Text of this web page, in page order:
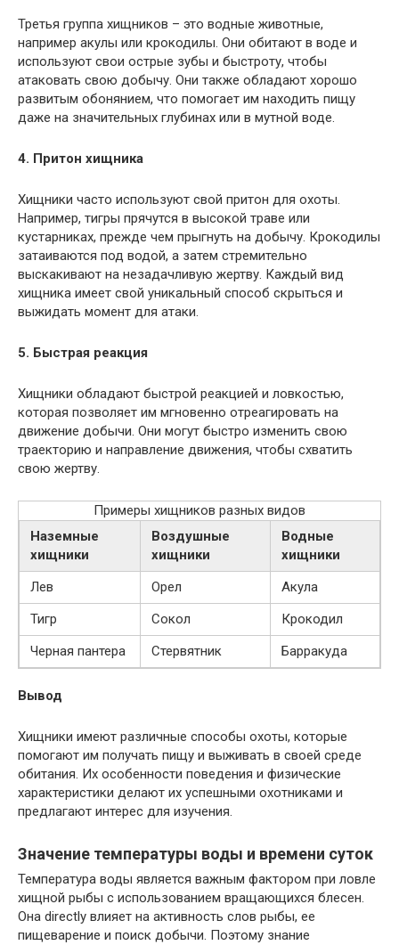
Третья группа хищников – это водные животные,
например акулы или крокодилы. Они обитают в воде и
используют свои острые зубы и быстроту, чтобы
атаковать свою добычу. Они также обладают хорошо
развитым обонянием, что помогает им находить пищу
даже на значительных глубинах или в мутной воде.
4. Притон хищника
Хищники часто используют свой притон для охоты.
Например, тигры прячутся в высокой траве или
кустарниках, прежде чем прыгнуть на добычу. Крокодилы
затаиваются под водой, а затем стремительно
выскакивают на незадачливую жертву. Каждый вид
хищника имеет свой уникальный способ скрыться и
выжидать момент для атаки.
5. Быстрая реакция
Хищники обладают быстрой реакцией и ловкостью,
которая позволяет им мгновенно отреагировать на
движение добычи. Они могут быстро изменить свою
траекторию и направление движения, чтобы схватить
свою жертву.
Примеры хищников разных видов
Наземные
хищники
Воздушные
хищники
Водные
хищники
Лев
Орел
Акула
Тигр
Сокол
Крокодил
Черная пантера
Стервятник Барракуда
Вывод
Хищники имеют различные способы охоты, которые
помогают им получать пищу и выживать в своей среде
обитания. Их особенности поведения и физические
характеристики делают их успешными охотниками и
предлагают интерес для изучения.
Значение температуры воды и времени суток
Температура воды является важным фактором при ловле
хищной рыбы с использованием вращающихся блесен.
Она directly влияет на активность слов рыбы, ее
пищеварение и поиск добычи. Поэтому знание